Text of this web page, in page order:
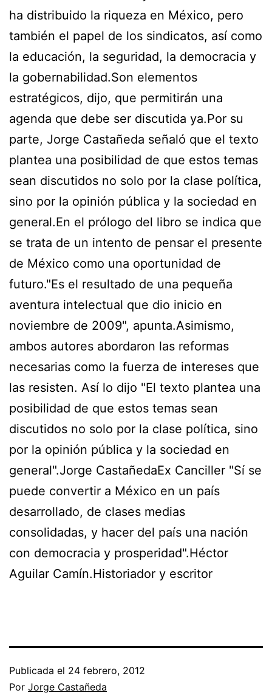
ha distribuido la riqueza en México, pero
también el papel de los sindicatos, así como
la educación, la seguridad, la democracia y
la gobernabilidad.Son elementos
estratégicos, dijo, que permitirán una
agenda que debe ser discutida ya.Por su
parte, Jorge Castañeda señaló que el texto
plantea una posibilidad de que estos temas
sean discutidos no solo por la clase política,
sino por la opinión pública y la sociedad en
general.En el prólogo del libro se indica que
se trata de un intento de pensar el presente
de México como una oportunidad de
futuro."Es el resultado de una pequeña
aventura intelectual que dio inicio en
noviembre de 2009", apunta.Asimismo,
ambos autores abordaron las reformas
necesarias como la fuerza de intereses que
las resisten. Así lo dijo "El texto plantea una
posibilidad de que estos temas sean
discutidos no solo por la clase política, sino
por la opinión pública y la sociedad en
general".Jorge CastañedaEx Canciller "Sí se
puede convertir a México en un país
desarrollado, de clases medias
consolidadas, y hacer del país una nación
con democracia y prosperidad".Héctor
Aguilar Camín.Historiador y escritor
Publicada el 24 febrero, 2012
Por Jorge Castañeda